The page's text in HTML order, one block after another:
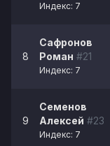
Индекс: 7
8
Сафронов
Роман #21
Индекс: 7
9
Семенов
Алексей #23
Индекс: 7